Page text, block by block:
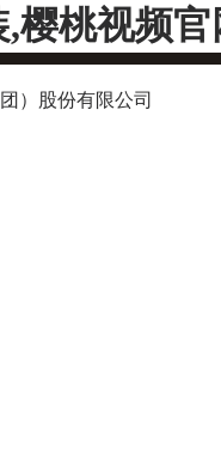
樱桃视频